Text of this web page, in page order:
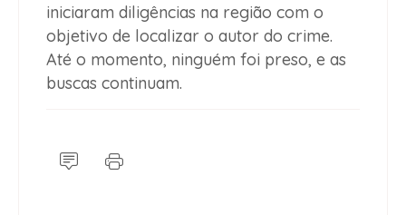
iniciaram diligências na região com o
objetivo de localizar o autor do crime.
Até o momento, ninguém foi preso, e as
buscas continuam.